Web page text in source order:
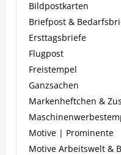
Bildpostkarten
Briefpost &
Ersttagsbriefe
Flugpost
Freistempel
Ganzsachen
Markenheftchen &
Motive | Prominente
Motive Arbeitswelt &